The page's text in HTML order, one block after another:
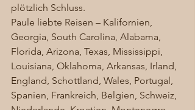
plötzlich Schluss.
Paule liebte Reisen – Kalifornien,
Georgia, South Carolina, Alabama,
Florida, Arizona, Texas, Mississippi,
Louisiana, Oklahoma, Arkansas, Irland,
England, Schottland, Wales, Portugal,
Spanien, Frankreich, Belgien, Schweiz,